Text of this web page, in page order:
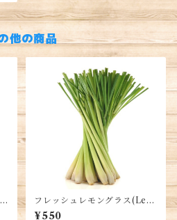
他の商品
1
フレッシュレモングラス(Lem
¥550